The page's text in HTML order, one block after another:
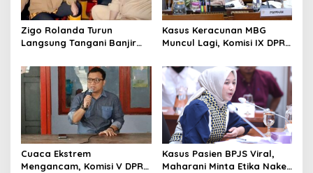
Zigo Rolanda Turun
Langsung Tangani Banjir
Kasus Keracunan MBG
Muncul Lagi, Komisi IX DPR
Jalur Hukum
Cuaca Ekstrem
Mengancam, Komisi V DPR
Kasus Pasien BPJS Viral,
Maharani Minta Etika Nakes